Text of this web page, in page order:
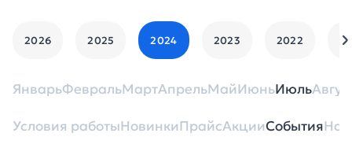
2026 2025 2024 2023 2022
ЯнварьФевральМартАпрельМайИюньИюль
Условия работыНовинкиПрайсАкцииСобытия